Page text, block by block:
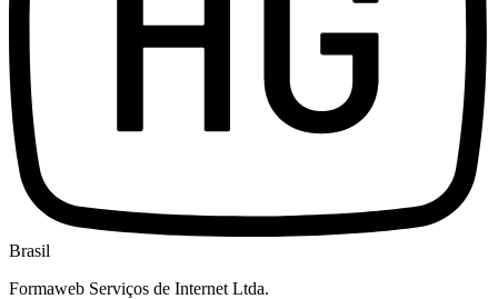
Brasil
Formaweb Serviços de Internet Ltda.